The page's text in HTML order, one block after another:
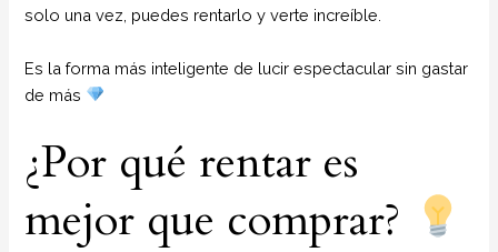
solo una vez, puedes rentarlo y verte increíble.
Es la forma más inteligente de lucir espectacular sin gastar
de más
¿Por qué rentar es
mejor que comprar?